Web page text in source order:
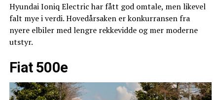
Hyundai Ioniq Electric har fått god omtale, men likevel
falt mye i verdi. Hovedårsaken er konkurransen fra
nyere elbiler med lengre rekkevidde og mer moderne
utstyr.
Fiat 500e